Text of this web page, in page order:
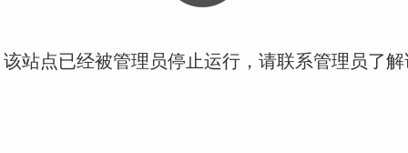
站点已经被管理员停止运行，请联系管理员了